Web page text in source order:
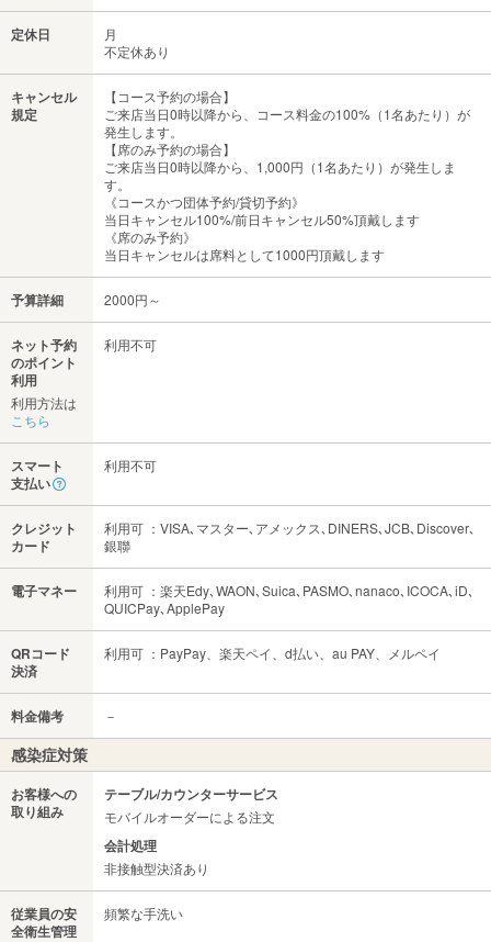
定休日
月
不定休あり
キャンセル
規定
【コース予約の場合】
ご来店当日0時以降から、コース料金の100%（1名あたり）が
発生します。
【席のみ予約の場合】
ご来店当日0時以降から、1,000円（1名あたり）が発生しま
す。
《コースかつ団体予約/貸切予約》
当日キャンセル100%/前日キャンセル50%頂戴します
《席のみ予約》
当日キャンセルは席料として1000円頂戴します
予算詳細 2000円～
ネット予約
のポイント
利用
利用方法は
こちら
利用不可
スマート
支払い
利用不可
クレジット
カード
利用可 ：VISA､マスター､アメックス､DINERS､JCB､Discover､
銀聯
電子マネー
利用可 ：楽天Edy､WAON､Suica､PASMO､nanaco､ICOCA､iD､
QUICPay､ApplePay
QRコード
決済
利用可 ：PayPay、楽天ペイ、d払い、au PAY、メルペイ
料金備考 －
感染症対策
お客様への
取り組み
テーブル/カウンターサービス
モバイルオーダーによる注文
会計処理
非接触型決済あり
従業員の安
全衛生管理
頻繁な手洗い